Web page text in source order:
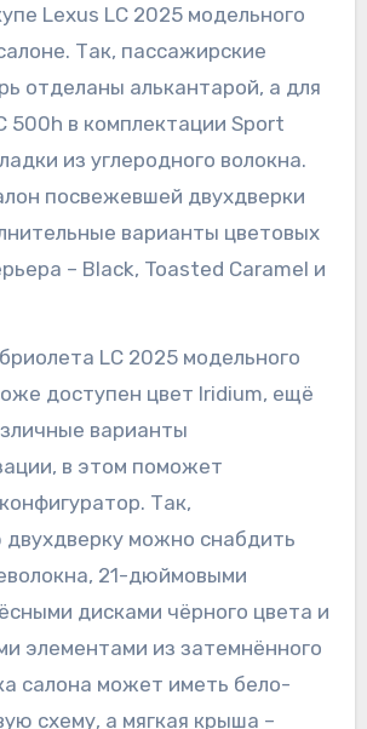
Lexus LC 2025 модельного
Так, пассажирские
отделаны алькантарой, а для
500h в комплектации Sport
из углеродного волокна.
посвежевшей двухдверки
варианты цветовых
– Black, Toasted Caramel и
LC 2025 модельного
доступен цвет Iridium, ещё
варианты
в этом поможет
Так,
можно снабдить
21-дюймовыми
дисками чёрного цвета и
элементами из затемнённого
салона может иметь бело-
схему, а мягкая крыша –